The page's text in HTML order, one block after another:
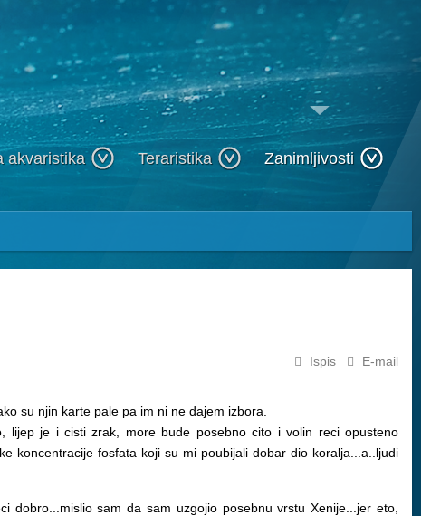
akvaristika Teraristika Zanimljivosti
Ispis E-mail
su njin karte pale pa im ni ne dajem izbora.
je i cisti zrak, more bude posebno cito i volin reci opusteno
koncentracije fosfata koji su mi poubijali dobar dio koralja...a..ljudi
dobro...mislio sam da sam uzgojio posebnu vrstu Xenije...jer eto,